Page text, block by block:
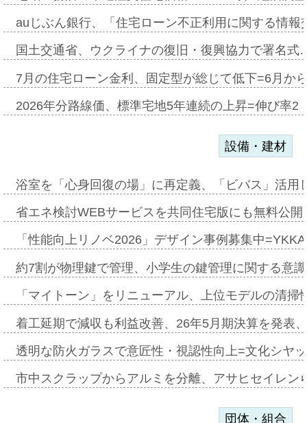
auじぶん銀行、「住宅ローン不正利用に関する情
国土交通省、ウクライナの復旧・復興協力で署名
7月の住宅ローン金利、固定型が総じて低下=6月か
2026年分路線価、標準宅地5年連続の上昇=伸び率
設備・建材
浴室を「心身回復の場」に再定義、「ビバス」活
省エネ検討WEBサービスを共同住宅版にも無料公
「性能向上リノベ2026」デザイン事例募集中
約7割が物理鍵で管理、小学生の鍵管理に関する意
「マイトーン」をリニューアル、上位モデルの清
着工延期で減収も利益改善、26年5月期決算を発表
透明な防火ガラスで意匠性・視認性向上=文化シヤ
市中スクラップからアルミを分離、アサヒセイレ
団体・組合